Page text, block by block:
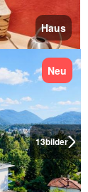
Haus
13bilder
Neu